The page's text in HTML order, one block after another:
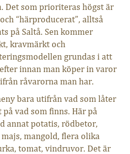
Det som prioriteras högst är
“härproducerat”, alltså
på Saltå. Sen kommer
kravmärkt och
grundas i att
innan man köper in varor
råvarorna man har.
bara utifrån vad som låter
vad som finns. Här på
annat potatis, rödbetor,
mangold, flera olika
tomat, vindruvor. Det är